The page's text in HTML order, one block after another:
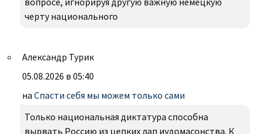
черту национального
Александр Турик
05.08.2026 в 05:40
на Спасти себя мы можем только сами
Только национальная диктатура способна
вырвать Россию из цепких лап иудомасонства. К